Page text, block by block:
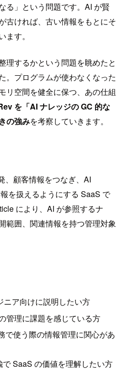
る」という問題です。AI が賢
古ければ、古い情報をもとにそ
す。
理するかという問題を眺めたと
。プログラムが使わなくなった
リ空間を健全に保つ、あの仕組
を「AI ナレッジの GC 的な
の強みを考察していきます。
、顧客情報をつなぎ、AI
を扱えるようにする SaaS で
により、AI が参照するナ
範囲、関連情報を持つ管理対象
ニア向けに説明したい方
管理に課題を感じている方
で使う際の情報管理に関心があ
SaaS の価値を理解したい方